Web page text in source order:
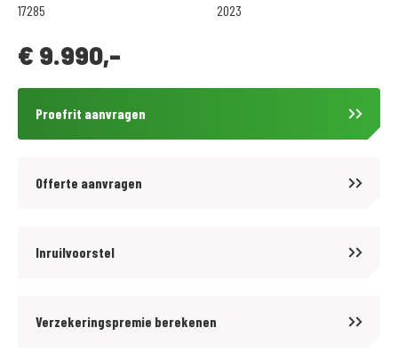
17285
2023
€ 9.990,-
Proefrit aanvragen
Offerte aanvragen
Inruilvoorstel
Verzekeringspremie berekenen